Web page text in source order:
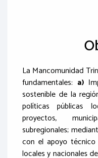
La Mancomunidad
fundamentales: a)
sostenible de la
políticas públicas
proyectos,
subregionales;
con el apoyo
locales y nacionales